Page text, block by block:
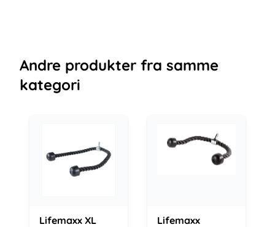
Andre produkter fra samme
kategori
Lifemaxx XL
Lifemaxx